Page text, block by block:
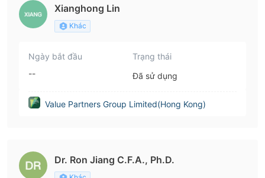
Xianghong Lin
Khác
Ngày bắt đầu
--
Trạng thái
Đã sử dụng
Value Partners Group Limited(Hong Kong)
Dr. Ron Jiang C.F.A., Ph.D.